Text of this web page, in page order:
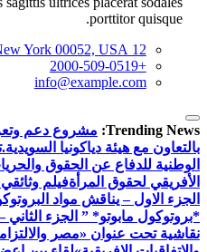
porttitor quisque.
12 Cliff Dt, New York 00052, USA
+2000-509-0519
info@example.com
Trending News: مشروع دعم
بالتعاون مع هيئة دياكونيا السويدية.
الوطنية للدفاع عن الحقوق
الأفريقي لحقوق المرأةفيلم
الجزء الاول – يناقش مواد
*بروتوكول مابوتو* ” الجزء الثاني
نقاشية تحت عنوان «مصر